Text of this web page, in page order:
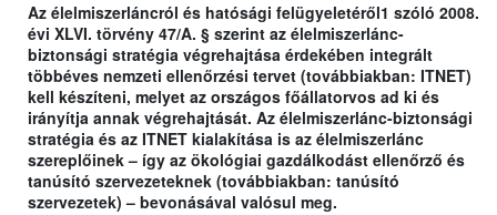
Az élelmiszerláncról és hatósági felügyeletéről1 szóló 2008.
évi XLVI. törvény 47/A. § szerint az élelmiszerlánc-
biztonsági stratégia végrehajtása érdekében integrált
többéves nemzeti ellenőrzési tervet (továbbiakban: ITNET)
kell készíteni, melyet az országos főállatorvos ad ki és
irányítja annak végrehajtását. Az élelmiszerlánc-biztonsági
stratégia és az ITNET kialakítása is az élelmiszerlánc
szereplőinek – így az ökológiai gazdálkodást ellenőrző és
tanúsító szervezeteknek (továbbiakban: tanúsító
szervezetek) – bevonásával valósul meg.